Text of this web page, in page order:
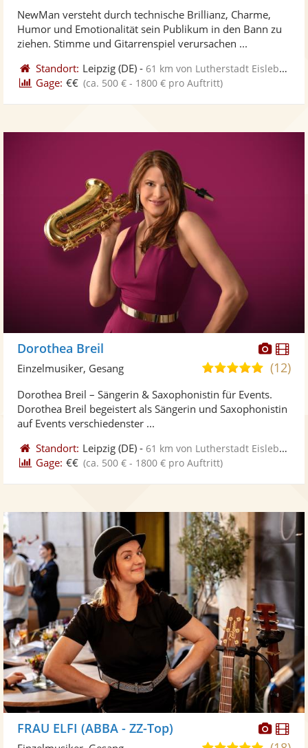
5
NewMan versteht durch technische Brillianz, Charme,
Humor und Emotionalität sein Publikum in den Bann zu
ziehen. Stimme und Gitarrenspiel verursachen ...
Standort: Leipzig (DE) -61 km von Lutherstadt Eisleben
Gage: €€ (ca. 500 € - 1800 € pro Auftritt)
Dorothea Breil
5,0
5
(12)
Einzelmusiker, Gesang
Dorothea Breil – Sängerin & Saxophonistin für Events.
Dorothea Breil begeistert als Sängerin und Saxophonistin
auf Events verschiedenster ...
Standort: Leipzig (DE) -61 km von Lutherstadt Eisleben
Gage: €€ (ca. 500 € - 1800 € pro Auftritt)
FRAU ELFI (ABBA - ZZ-Top)